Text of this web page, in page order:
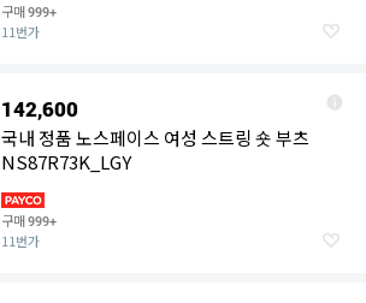
구매999+
11번가
142,600
국내 정품 노스페이스 여성 스트링 숏 부츠
NS87R73K_LGY
구매999+
11번가